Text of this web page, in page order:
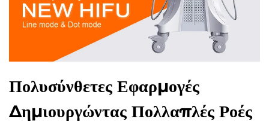
Πολυσύνθετες Εφαρμογές
Δημιουργώντας Πολλαπλές Ροές